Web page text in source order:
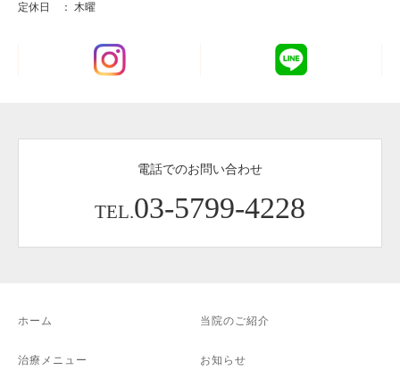
定休日 ： 木曜
電話でのお問い合わせ
TEL.03-5799-4228
ホーム 当院のご紹介
治療メニュー お知らせ